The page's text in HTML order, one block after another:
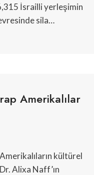
İsrailli yerleşimin
sila…
Amerikalılar
kültürel
Alixa Naff’ın